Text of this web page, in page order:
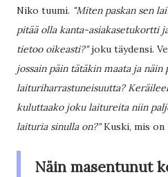
Niko tuumi. "Miten paskan sen
pitää olla kanta-asiakasetukortti
tietoo oikeasti?"joku täydensi.
jossain päin tätäkin maata ja näin
laituriharrastuneisuutta?
kuluttaako joku laitureita niin
laituria sinulla on?"Kuski, mis on
Näin masentunut